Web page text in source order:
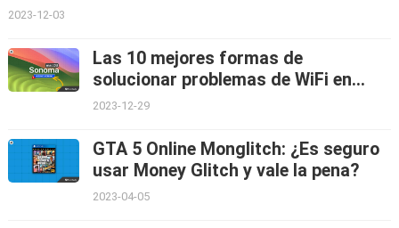
2023-12-03
Las 10 mejores formas de
solucionar problemas de WiFi en
macOS Sonoma
2023-12-29
GTA 5 Online Monglitch: ¿Es seguro
usar Money Glitch y vale la pena?
2023-04-05